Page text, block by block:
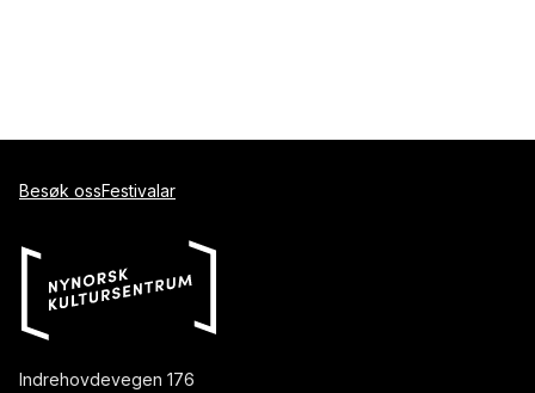
Besøk ossFestivalar
Indrehovdevegen 176